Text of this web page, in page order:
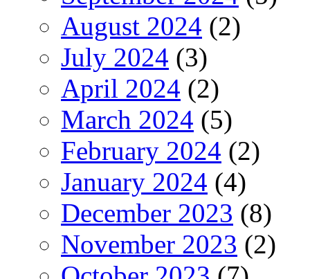
August 2024 (2)
July 2024 (3)
April 2024 (2)
March 2024 (5)
February 2024 (2)
January 2024 (4)
December 2023 (8)
November 2023 (2)